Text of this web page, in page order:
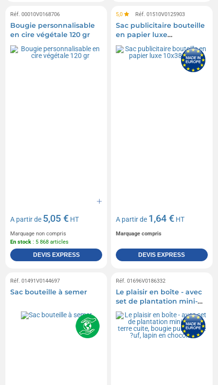
Réf. 00010V0168706
Bougie personnalisable
en cire végétale 120 gr
A partir de 5,05 € HT
Marquage non compris
En stock : 5 868 articles
DEVIS EXPRESS
5,0 Réf. 01510V0125903
Sac publicitaire bouteille
en papier luxe
10x38x10cm
A partir de 1,64 € HT
Marquage compris
DEVIS EXPRESS
Réf. 01491V0144697
Sac bouteille à semer
Réf. 01696V0186332
Le plaisir en boîte - avec
set de plantation mini-
pot en terre cuite, bougie
publicitaire ?uf, lapin en
chocolat